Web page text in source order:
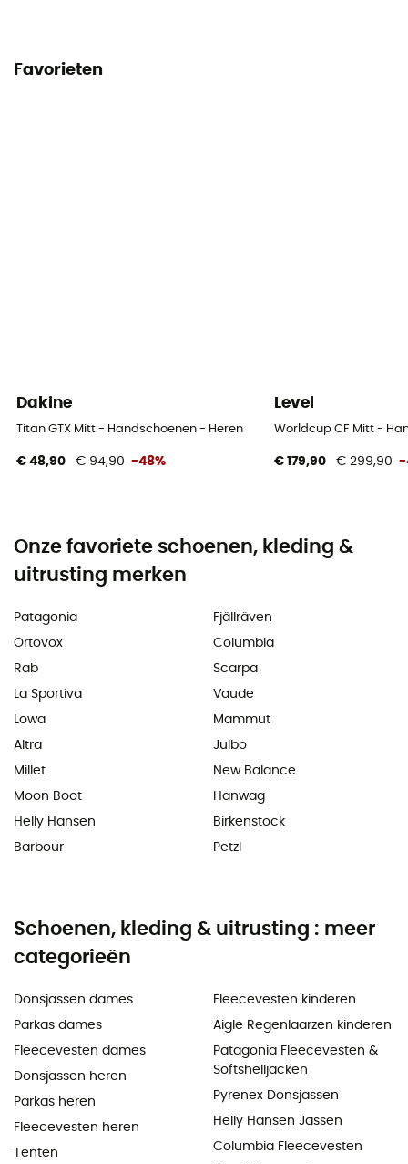
Favorieten
Dakine
Titan GTX Mitt - Handschoenen - Heren
€ 48,90 € 94,90 -48%
Level
Worldcup CF Mitt -
€ 179,90 € 299,90 -
Onze favoriete schoenen, kleding &
uitrusting merken
Patagonia
Ortovox
Rab
La Sportiva
Lowa
Altra
Millet
Moon Boot
Helly Hansen
Barbour
Fjällräven
Columbia
Scarpa
Vaude
Mammut
Julbo
New Balance
Hanwag
Birkenstock
Petzl
Schoenen, kleding & uitrusting : meer
categorieën
Donsjassen dames
Parkas dames
Fleecevesten dames
Donsjassen heren
Parkas heren
Fleecevesten heren
Tenten
Fleecevesten kinderen
Aigle Regenlaarzen kinderen
Patagonia Fleecevesten &
Softshelljacken
Pyrenex Donsjassen
Helly Hansen Jassen
Columbia Fleecevesten